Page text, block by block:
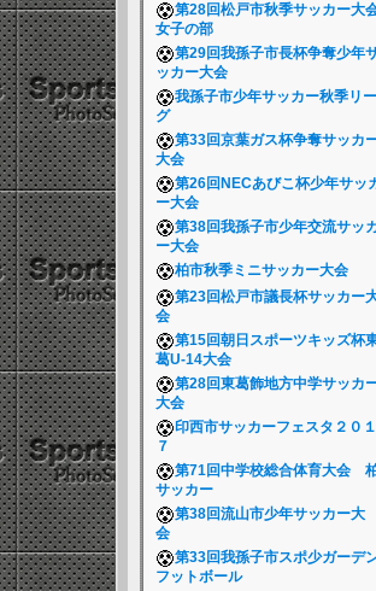
第28回松戸市秋季サッカー大
女子の部
第29回我孫子市長杯争奪少年
ッカー大会
我孫子市少年サッカー秋季リー
グ
第33回京葉ガス杯争奪サッカ
大会
第26回NECあびこ杯少年サッ
ー大会
第38回我孫子市少年交流サッ
ー大会
柏市秋季ミニサッカー大会
第23回松戸市議長杯サッカー
会
第15回朝日スポーツキッズ杯
葛U-14大会
第28回東葛飾地方中学サッカ
大会
印西市サッカーフェスタ２０１
７
第71回中学校総合体育大会
サッカー
第38回流山市少年サッカー大
会
第33回我孫子市スポ少ガーデ
フットボール